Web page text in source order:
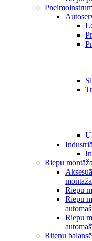
Riepu
Riepu
Riepu
Riepu
Riteņu